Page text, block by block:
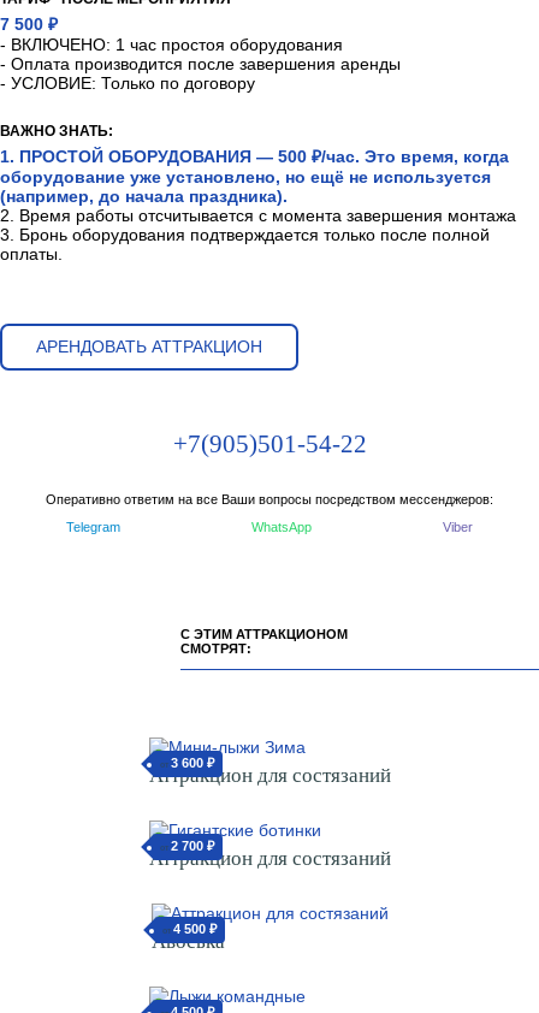
7 500 ₽
- ВКЛЮЧЕНО: 1 час простоя оборудования
- Оплата производится после завершения аренды
- УСЛОВИЕ: Только по договору
ВАЖНО ЗНАТЬ:
1. ПРОСТОЙ ОБОРУДОВАНИЯ — 500 ₽/час. Это время, когда
оборудование уже установлено, но ещё не используется
(например, до начала праздника).
2. Время работы отсчитывается с момента завершения монтажа
3. Бронь оборудования подтверждается только после полной
оплаты.
АРЕНДОВАТЬ АТТРАКЦИОН
+7(905)501-54-22
Оперативно ответим на все Ваши вопросы посредством мессенджеров:
Telegram
WhatsApp Viber
С ЭТИМ АТТРАКЦИОНОМ
СМОТРЯТ:
Аттракцион для состязаний
Аттракцион для состязаний